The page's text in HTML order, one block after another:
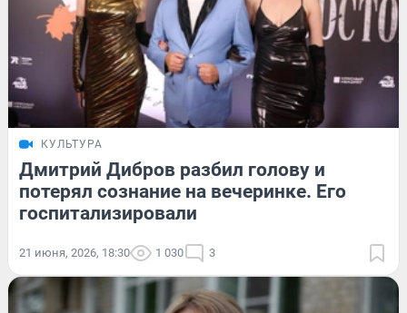
КУЛЬТУРА
Дмитрий Дибров разбил голову и
потерял сознание на вечеринке. Его
госпитализировали
21 июня, 2026, 18:30 1 030 3